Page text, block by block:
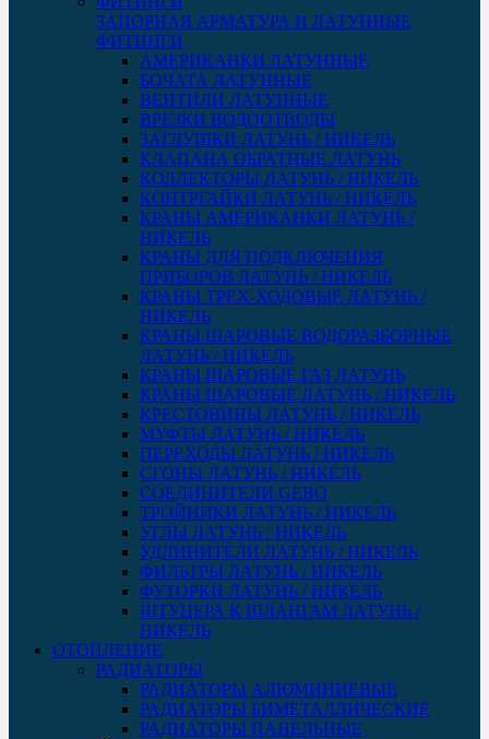
ЗАПОРНАЯ АРМАТУРА И ЛАТУННЫЕ
ФИТИНГИ
АМЕРИКАНКИ ЛАТУННЫЕ
БОЧАТА ЛАТУННЫЕ
ВЕНТИЛИ ЛАТУННЫЕ
ВРЕЗКИ ВОДООТВОДЫ
ЗАГЛУШКИ ЛАТУНЬ / НИКЕЛЬ
КЛАПАНА ОБРАТНЫЕ ЛАТУНЬ
КОЛЛЕКТОРЫ ЛАТУНЬ / НИКЕЛЬ
КОНТРГАЙКИ ЛАТУНЬ / НИКЕЛЬ
КРАНЫ АМЕРИКАНКИ ЛАТУНЬ /
НИКЕЛЬ
КРАНЫ ДЛЯ ПОДКЛЮЧЕНИЯ
ПРИБОРОВ ЛАТУНЬ / НИКЕЛЬ
КРАНЫ ТРЕХ-ХОДОВЫЕ ЛАТУНЬ /
НИКЕЛЬ
КРАНЫ ШАРОВЫЕ ВОДОРАЗБОРНЫЕ
ЛАТУНЬ / НИКЕЛЬ
КРАНЫ ШАРОВЫЕ ГАЗ ЛАТУНЬ
КРАНЫ ШАРОВЫЕ ЛАТУНЬ / НИКЕЛЬ
КРЕСТОВИНЫ ЛАТУНЬ / НИКЕЛЬ
МУФТЫ ЛАТУНЬ / НИКЕЛЬ
ПЕРЕХОДЫ ЛАТУНЬ / НИКЕЛЬ
СГОНЫ ЛАТУНЬ / НИКЕЛЬ
СОЕДИНИТЕЛИ GEBO
ТРОЙНИКИ ЛАТУНЬ / НИКЕЛЬ
УГЛЫ ЛАТУНЬ / НИКЕЛЬ
УДЛИНИТЕЛИ ЛАТУНЬ / НИКЕЛЬ
ФИЛЬТРЫ ЛАТУНЬ / НИКЕЛЬ
ФУТОРКИ ЛАТУНЬ / НИКЕЛЬ
ШТУЦЕРА К ШЛАНГАМ ЛАТУНЬ /
НИКЕЛЬ
ОТОПЛЕНИЕ
РАДИАТОРЫ
РАДИАТОРЫ АЛЮМИНИЕВЫЕ
РАДИАТОРЫ БИМЕТАЛЛИЧЕСКИЕ
РАДИАТОРЫ ПАНЕЛЬНЫЕ